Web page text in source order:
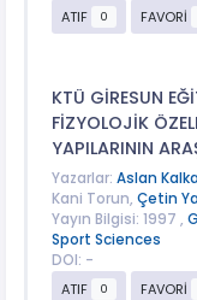
ATIF
0 FAVORİ
KTÜ GİRESUN
FİZYOLOJİK
YAPILARININ
Yazarlar: Aslan
Kani Torun, Çetin
Yayın Bilgisi: 1997 ,
Sport Sciences
DOI: -
ATIF
0 FAVORİ